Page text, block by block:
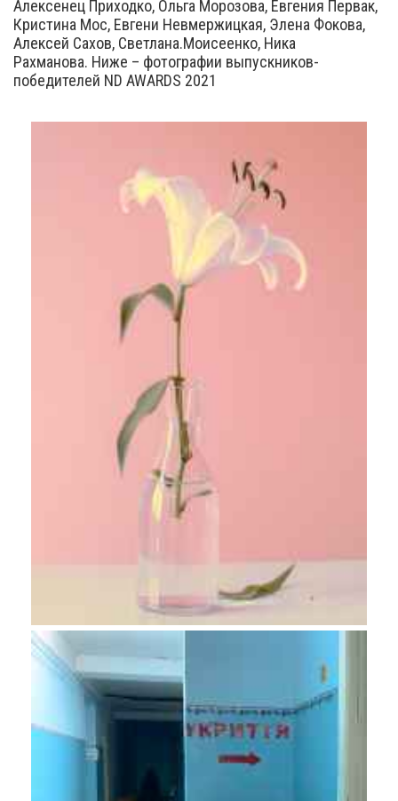
Алексенец Приходко, Ольга Морозова, Евгения Первак,
Кристина Мос, Евгени Невмержицкая, Элена Фокова,
Алексей Сахов, Светлана.Моисеенко, Ника
Рахманова. Ниже – фотографии выпускников-
победителей ND AWARDS 2021